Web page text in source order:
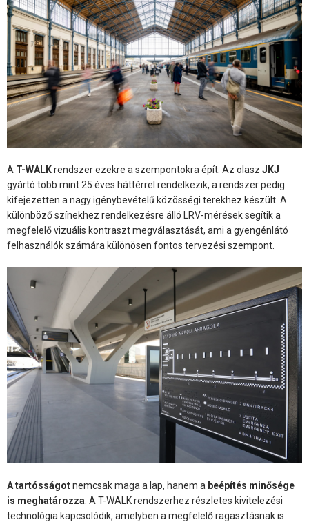
A T-WALKrendszer ezekre a szempontokra épít. Az olasz JKJ
gyártó több mint 25 éves háttérrel rendelkezik, a rendszer pedig
kifejezetten a nagy igénybevételű közösségi terekhez készült. A
különböző színekhez rendelkezésre álló LRV-mérések segítik a
megfelelő vizuális kontraszt megválasztását, ami a gyengénlátó
felhasználók számára különösen fontos tervezési szempont.
A tartósságotnemcsak maga a lap, hanem a beépítés minősége
is meghatározza . A T-WALK rendszerhez részletes kivitelezési
technológia kapcsolódik, amelyben a megfelelő ragasztásnak is